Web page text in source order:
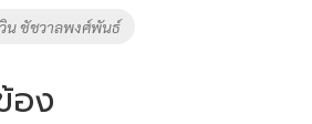
น ชัชวาลพงศ์พันธ์
อง